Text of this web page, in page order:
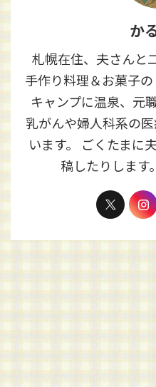
か
札幌在住、夫さんと
手作り料理＆お菓子
キャンプに温泉、元
乳がんや婦人科系の
います。 ごくたまに
稿したりします